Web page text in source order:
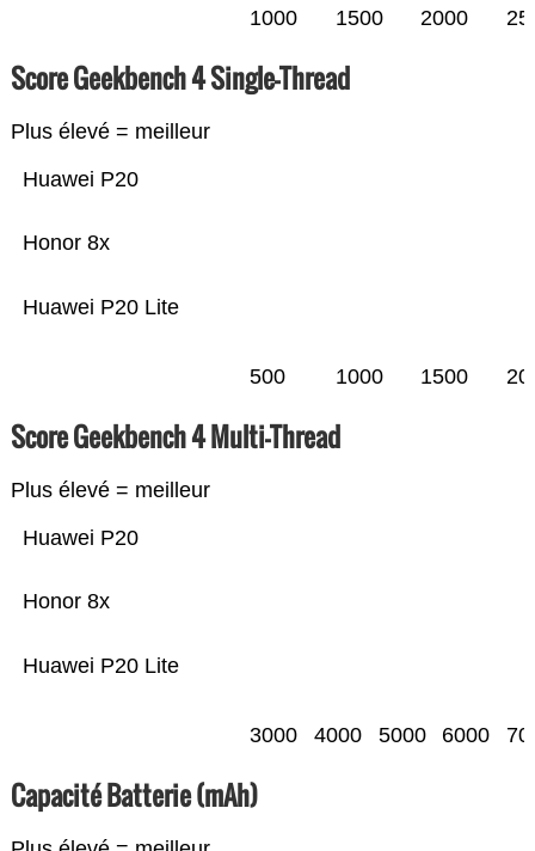
1000 1500 2000
Score Geekbench 4 Single-Thread
Plus élevé = meilleur
Huawei P20 Lite
Honor 8x
Huawei P20
500 1000 1500
Score Geekbench 4 Multi-Thread
Plus élevé = meilleur
Huawei P20 Lite
Honor 8x
Huawei P20
3000 4000 5000 6000
Capacité Batterie (mAh)